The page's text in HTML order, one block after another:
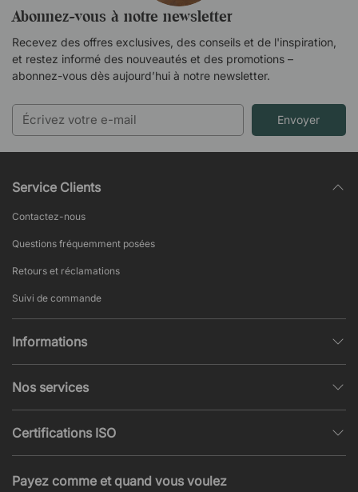
Abonnez-vous à notre newsletter
Recevez des offres exclusives, des conseils et de l'inspiration,
et restez informé des nouveautés et des promotions –
abonnez-vous dès aujourd’hui à notre newsletter.
Envoyer
Service Clients
Contactez-nous
Questions fréquemment posées
Retours et réclamations
Suivi de commande
Informations
Pages populaires
Nos services
Payez comme et quand vous voulez
Certifications ISO
ISO 14001